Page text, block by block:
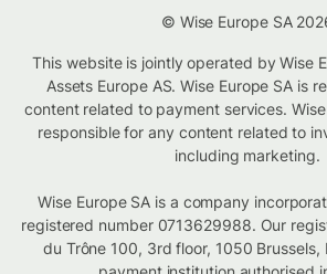
© Wise Europe SA
This website is jointly operated by Wise
Assets Europe AS. Wise Europe SA is
content related to payment services.
responsible for any content related to
including marketing.
Wise Europe SA is a company
registered number 0713629988. Our
du Trône 100, 3rd floor, 1050 Brussels,